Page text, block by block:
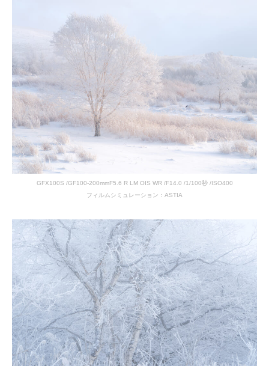
GFX100S /GF100-200mmF5.6 R LM OIS WR /F14.0 /1/100秒 /ISO400
フィルムシミュレーション：ASTIA